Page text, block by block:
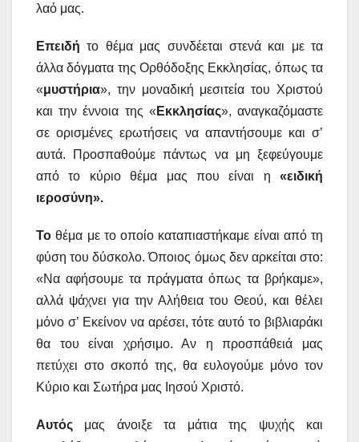
λαό μας.
Επειδή το θέμα μας συνδέεται στενά και με τα
άλλα δόγματα της Ορθόδοξης Εκκλησίας, όπως τα
«μυστήρια», την μοναδική μεσιτεία του Χριστού
και την έννοια της « Εκκλησίας», αναγκαζόμαστε
σε ορισμένες ερωτήσεις να απαντήσουμε και σ’
αυτά. Προσπαθούμε πάντως να μη ξεφεύγουμε
από το κύριο θέμα μας που είναι η «ειδική
ιεροσύνη».
Το θέμα με το οποίο καταπιαστήκαμε είναι από τη
φύση του δύσκολο. Όποιος όμως δεν αρκείται στο:
«Να αφήσουμε τα πράγματα όπως τα βρήκαμε»,
αλλά ψάχνει για την Αλήθεια του Θεού, και θέλει
μόνο σ’ Εκείνον να αρέσει, τότε αυτό το βιβλιαράκι
θα του είναι χρήσιμο. Αν η προσπάθειά μας
πετύχει στο σκοπό της, θα ευλογούμε μόνο τον
Κύριο και Σωτήρα μας Ιησού Χριστό.
Αυτός μας άνοιξε τα μάτια της ψυχής και